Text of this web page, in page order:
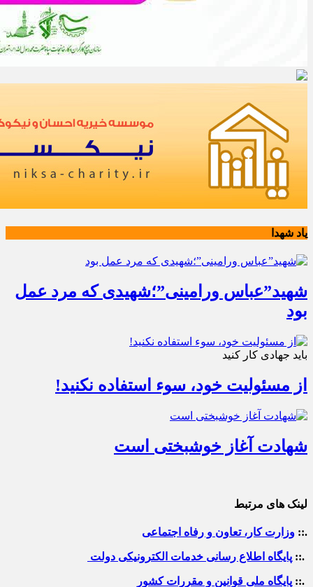
یاد شهدا
شهید”عباس ورامینی”؛شهیدی که مرد عمل
بود
باید جهادی کار کنید
از مسئولیت خود، سوء استفاده نکنید!
شهادت آغاز خوشبختی است
لینک های مرتبط
.:: وزارت کار، تعاون و رفاه اجتماعی
.:: پایگاه اطلاع رسانی خدمات الکترونیکی دولت
.:: پایگاه ملی قوانین و مقررات کشور